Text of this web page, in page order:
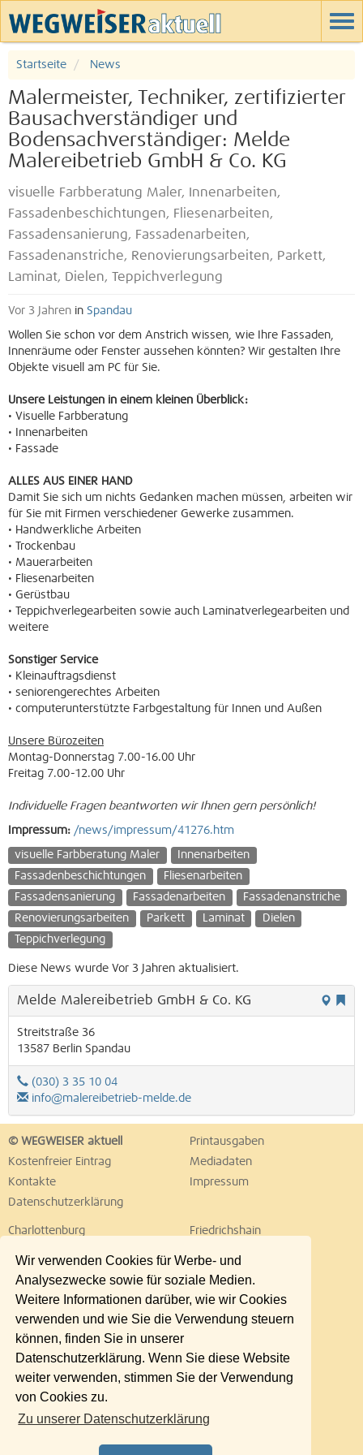
Wir verwenden Cookies für Werbe- und
Analysezwecke sowie für soziale Medien.
Weitere Informationen darüber, wie wir Cookies
verwenden und wie Sie die Verwendung steuern
können, finden Sie in unserer
Datenschutzerklärung. Wenn Sie diese Website
weiter verwenden, stimmen Sie der Verwendung
von Cookies zu.
Zu unserer Datenschutzerklärung
Startseite News
Malermeister, Techniker, zertifizierter
Bausachverständiger und
Bodensachverständiger: Melde
Malereibetrieb GmbH & Co. KG
visuelle Farbberatung Maler, Innenarbeiten,
Fassadenbeschichtungen, Fliesenarbeiten,
Fassadensanierung, Fassadenarbeiten,
Fassadenanstriche, Renovierungsarbeiten, Parkett,
Laminat, Dielen, Teppichverlegung
Vor 3 Jahren in Spandau
Wollen Sie schon vor dem Anstrich wissen, wie Ihre Fassaden,
Innenräume oder Fenster aussehen könnten? Wir gestalten Ihre
Objekte visuell am PC für Sie.
Unsere Leistungen in einem kleinen Überblick:
• Visuelle Farbberatung
• Innenarbeiten
• Fassade
ALLES AUS EINER HAND
Damit Sie sich um nichts Gedanken machen müssen, arbeiten wir
für Sie mit Firmen verschiedener Gewerke zusammen.
• Handwerkliche Arbeiten
• Trockenbau
• Mauerarbeiten
• Fliesenarbeiten
• Gerüstbau
• Teppichverlegearbeiten sowie auch Laminatverlegearbeiten und
weitere
Sonstiger Service
• Kleinauftragsdienst
• seniorengerechtes Arbeiten
• computerunterstützte Farbgestaltung für Innen und Außen
Unsere Bürozeiten
Montag-Donnerstag 7.00-16.00 Uhr
Freitag 7.00-12.00 Uhr
Individuelle Fragen beantworten wir Ihnen gern persönlich!
Impressum: /news/impressum/41276.htm
visuelle Farbberatung Maler
Innenarbeiten
Fassadenbeschichtungen
Fliesenarbeiten
Fassadensanierung
Fassadenarbeiten
Fassadenanstriche
Renovierungsarbeiten
Parkett Laminat
Dielen
Teppichverlegung
Diese News wurde Vor 3 Jahren aktualisiert.
Melde Malereibetrieb GmbH & Co. KG
Streitstraße 36
13587 Berlin Spandau
(030) 3 35 10 04
info@malereibetrieb-melde.de
© WEGWEISER aktuell
Printausgaben
Kostenfreier Eintrag
Mediadaten
Kontakte
Impressum
Datenschutzerklärung
Charlottenburg
Friedrichshain
Lichtenberg
Marzahn
Neukölln
Pankow
Reinickendorf
Schöneberg
Spandau
Steglitz
Tempelhof
Treptow
Umland Ost